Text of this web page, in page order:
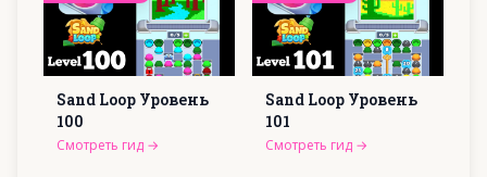
Sand Loop Уровень
100
Смотреть гид →
Sand Loop Уровень
101
Смотреть гид →